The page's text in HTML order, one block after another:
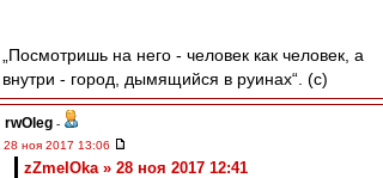
„Посмотришь на него - человек как человек, а
внутри - город, дымящийся в руинах“. (c)
rwOleg -
28 ноя 2017 13:06
zZmeIOka » 28 ноя 2017 12:41